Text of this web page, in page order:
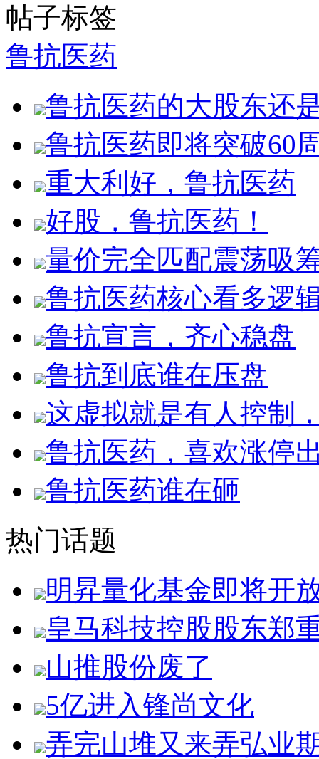
帖子标签
鲁抗医药
鲁抗医药的大股东还
鲁抗医药即将突破60
重大利好，鲁抗医药
好股，鲁抗医药！
量价完全匹配震荡吸
鲁抗医药核心看多逻
鲁抗宣言，齐心稳盘
鲁抗到底谁在压盘
这虚拟就是有人控制
鲁抗医药，喜欢涨停
鲁抗医药谁在砸
热门话题
明昇量化基金即将开
皇马科技控股股东郑
山推股份废了
5亿进入锋尚文化
弄完山堆又来弄弘业